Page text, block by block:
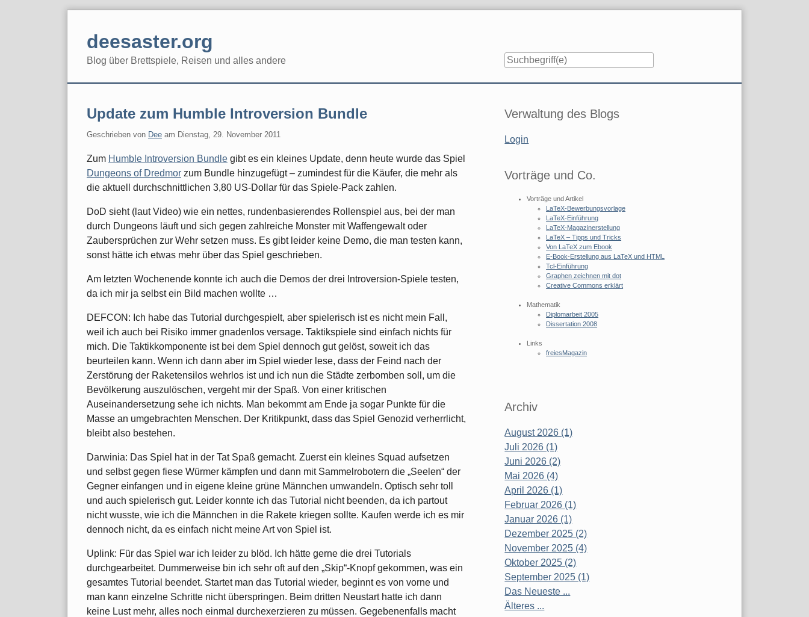
deesaster.org
Blog über Brettspiele, Reisen und alles andere
Update zum Humble Introversion Bundle
Geschrieben von Dee am Dienstag, 29. November 2011
Zum Humble Introversion Bundle gibt es ein kleines Update, denn heute wurde das Spiel
Dungeons of Dredmor zum Bundle hinzugefügt – zumindest für die Käufer, die mehr als
die aktuell durchschnittlichen 3,80 US-Dollar für das Spiele-Pack zahlen.
DoD sieht (laut Video) wie ein nettes, rundenbasierendes Rollenspiel aus, bei der man
durch Dungeons läuft und sich gegen zahlreiche Monster mit Waffengewalt oder
Zaubersprüchen zur Wehr setzen muss. Es gibt leider keine Demo, die man testen kann,
sonst hätte ich etwas mehr über das Spiel geschrieben.
Am letzten Wochenende konnte ich auch die Demos der drei Introversion-Spiele testen,
da ich mir ja selbst ein Bild machen wollte …
DEFCON: Ich habe das Tutorial durchgespielt, aber spielerisch ist es nicht mein Fall,
weil ich auch bei Risiko immer gnadenlos versage. Taktikspiele sind einfach nichts für
mich. Die Taktikkomponente ist bei dem Spiel dennoch gut gelöst, soweit ich das
beurteilen kann. Wenn ich dann aber im Spiel wieder lese, dass der Feind nach der
Zerstörung der Raketensilos wehrlos ist und ich nun die Städte zerbomben soll, um die
Bevölkerung auszulöschen, vergeht mir der Spaß. Von einer kritischen
Auseinandersetzung sehe ich nichts. Man bekommt am Ende ja sogar Punkte für die
Masse an umgebrachten Menschen. Der Kritikpunkt, dass das Spiel Genozid verherrlicht,
bleibt also bestehen.
Darwinia: Das Spiel hat in der Tat Spaß gemacht. Zuerst ein kleines Squad aufsetzen
und selbst gegen fiese Würmer kämpfen und dann mit Sammelrobotern die „Seelen“ der
Gegner einfangen und in eigene kleine grüne Männchen umwandeln. Optisch sehr toll
und auch spielerisch gut. Leider konnte ich das Tutorial nicht beenden, da ich partout
nicht wusste, wie ich die Männchen in die Rakete kriegen sollte. Kaufen werde ich es mir
dennoch nicht, da es einfach nicht meine Art von Spiel ist.
Uplink: Für das Spiel war ich leider zu blöd. Ich hätte gerne die drei Tutorials
durchgearbeitet. Dummerweise bin ich sehr oft auf den „Skip“-Knopf gekommen, was ein
gesamtes Tutorial beendet. Startet man das Tutorial wieder, beginnt es von vorne und
man kann einzelne Schritte nicht überspringen. Beim dritten Neustart hatte ich dann
keine Lust mehr, alles noch einmal durchexerzieren zu müssen. Gegebenenfalls macht
Seitenleiste
Verwaltung des Blogs
Login
Vorträge und Co.
Vorträge und Artikel
LaTeX-Bewerbungsvorlage
LaTeX-Einführung
LaTeX-Magazinerstellung
LaTeX – Tipps und Tricks
Von LaTeX zum Ebook
E-Book-Erstellung aus LaTeX und HTML
Tcl-Einführung
Graphen zeichnen mit dot
Creative Commons erklärt
Mathematik
Diplomarbeit 2005
Dissertation 2008
Links
freiesMagazin
Archiv
August 2026 (1)
Juli 2026 (1)
Juni 2026 (2)
Mai 2026 (4)
April 2026 (1)
Februar 2026 (1)
Januar 2026 (1)
Dezember 2025 (2)
November 2025 (4)
Oktober 2025 (2)
September 2025 (1)
Das Neueste ...
Älteres ...